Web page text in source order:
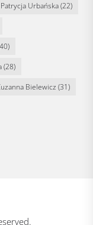
Patrycja Urbańska(22)
(28)
Zuzanna Bielewicz (31)